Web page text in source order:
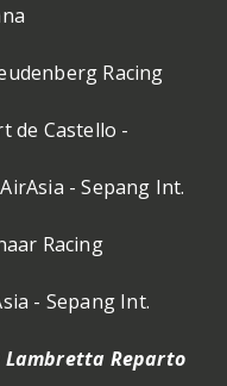
Racing
de Castello -
- Sepang Int.
Racing
- Sepang Int.
Lambretta Reparto